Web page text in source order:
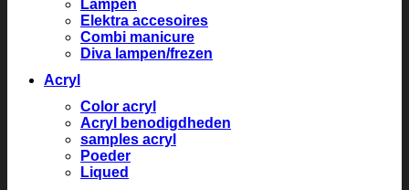
Lampen
Elektra accesoires
Combi manicure
Diva lampen/frezen
Acryl
Color acryl
Acryl benodigdheden
samples acryl
Poeder
Liqued